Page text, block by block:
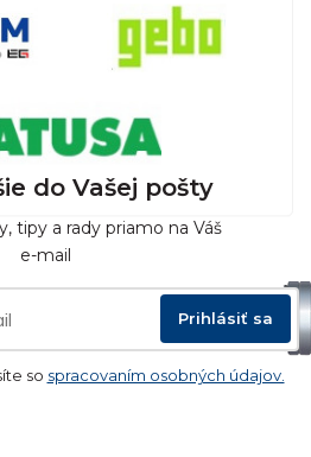
do Vašej pošty
tipy a rady priamo na Váš
e-mail
Prihlásiť sa
so spracovaním osobných údajov.